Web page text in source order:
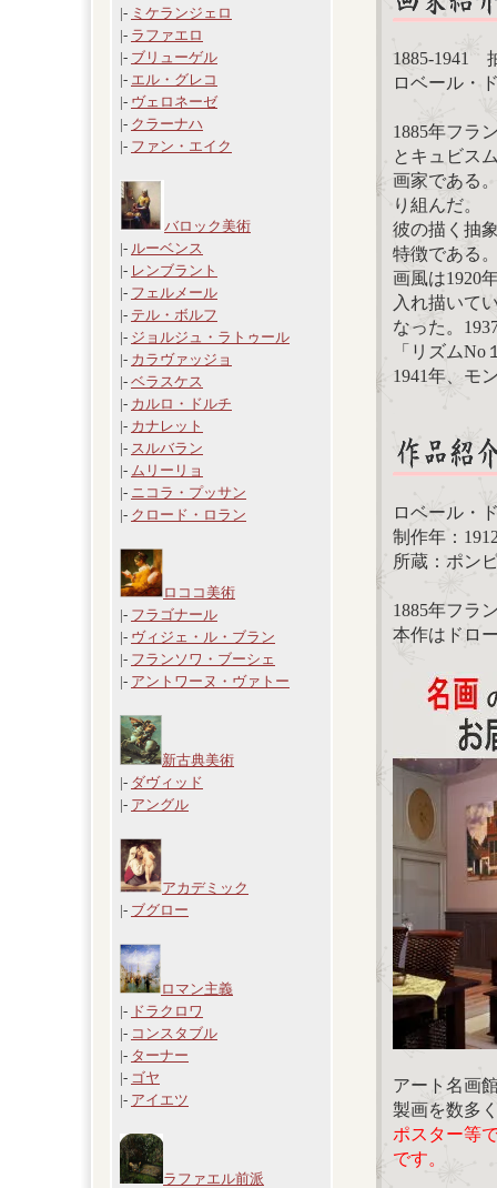
|- ミケランジェロ
|- ラファエロ
|- ブリューゲル
|- エル・グレコ
|- ヴェロネーゼ
|- クラーナハ
|- ファン・エイク
バロック美術
|- ルーベンス
|- レンブラント
|- フェルメール
|- テル・ボルフ
|- ジョルジュ・ラトゥール
|- カラヴァッジョ
|- ベラスケス
|- カルロ・ドルチ
|- カナレット
|- スルバラン
|- ムリーリョ
|- ニコラ・プッサン
|- クロード・ロラン
ロココ美術
|- フラゴナール
|- ヴィジェ・ル・ブラン
|- フランソワ・ブーシェ
|- アントワーヌ・ヴァトー
新古典美術
|- ダヴィッド
|- アングル
アカデミック
|- ブグロー
ロマン主義
|- ドラクロワ
|- コンスタブル
|- ターナー
|- ゴヤ
|- アイエツ
ラファエル前派
1885-1941
ロベール・
1885年フラ
とキュビス
画家である
り組んだ。
彼の描く抽
特徴である
画風は1920
入れ描いて
なった。
「リズム
1941年、モ
ロベール・
制作年：
所蔵：ポン
1885年フラ
本作はドロ
アート名画
製画を数多
ポスター等
です。